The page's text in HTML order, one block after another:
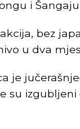
i
bez
u dva
je
su